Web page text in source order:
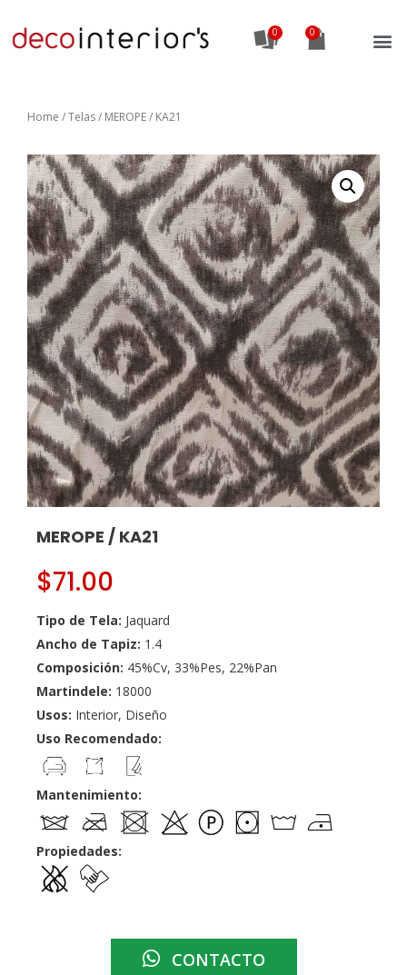
0
Home /Telas/ MEROPE / KA21
MEROPE / KA21
$71.00
Tipo de Tela: Jaquard
Ancho de Tapiz: 1.4
Composición: 45%Cv, 33%Pes, 22%Pan
Martindele: 18000
Usos: Interior, Diseño
Uso Recomendado:
Mantenimiento:
Propiedades:
CONTACTO